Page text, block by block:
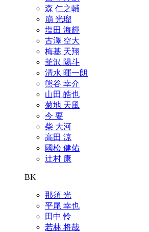
森 仁之輔
崩 光瑠
塩田 海輝
古澤 空大
梅基 天翔
韮沢 陽斗
清水 暉一朗
熊谷 幸介
山田 皓也
菊地 天風
今 要
柴 大河
高田 涼
國松 健佑
辻村 康
BK
那須 光
平尾 幸也
田中 怜
若林 将哉